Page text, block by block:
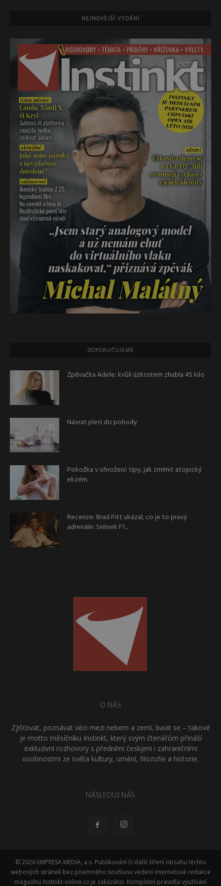
NEJNOVĚJŠÍ VYDÁNÍ
DOPORUČUJEME
Zpěvačka Adele: kvůli úzkostem zhubla 45 kilo
Návrat pleti do pohody
Pokožka v ohrožení: tipy, jak zmírnit atopický
ekzém
Recenze: Brad Pitt ukázal, co je to pravý
adrenalin. Snímek F1...
O NÁS
Zjišťovat, poznávat věci mezi nebem a zemí, bavit se – takové
je motto měsíčníku Instinkt, který svým čtenářům přináší
exkluzivní rozhovory s předními českými i zahraničními
osobnostmi ze světa kultury, umění, filozofie a historie.
NÁSLEDUJ NÁS
© 2026 EMPRESA MEDIA, a.s. Publikování či další šíření obsahu těchto
webových stránek bez písemného souhlasu vedení internetové redakce
magazínu Instinkt-online.cz je zakázáno. Kompletní pravidla využívání